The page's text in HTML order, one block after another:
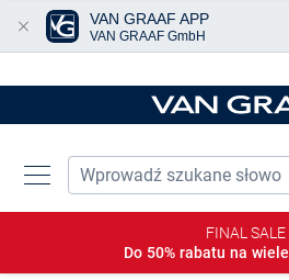
FINAL SALE
Do 50% rabatu na wiele
VAN GRAAF APP
VAN GRAAF GmbH